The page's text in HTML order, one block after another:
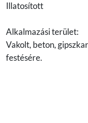
Illatosított
Alkalmazási terület:
Vakolt, beton,
festésére.